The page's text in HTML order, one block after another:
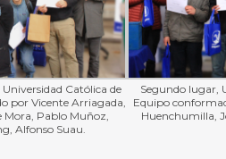
Católica de
por Vicente Arriagada,
Mora, Pablo Muñoz,
Alfonso Suau.
Segundo lugar,
Equipo
Huenchumilla,